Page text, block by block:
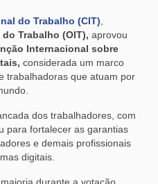
do Trabalho (CIT),
Trabalho (OIT), aprovou
Internacional sobre
considerada um marco
trabalhadoras que atuam por
dos trabalhadores, com
para fortalecer as garantias
e demais profissionais
digitais.